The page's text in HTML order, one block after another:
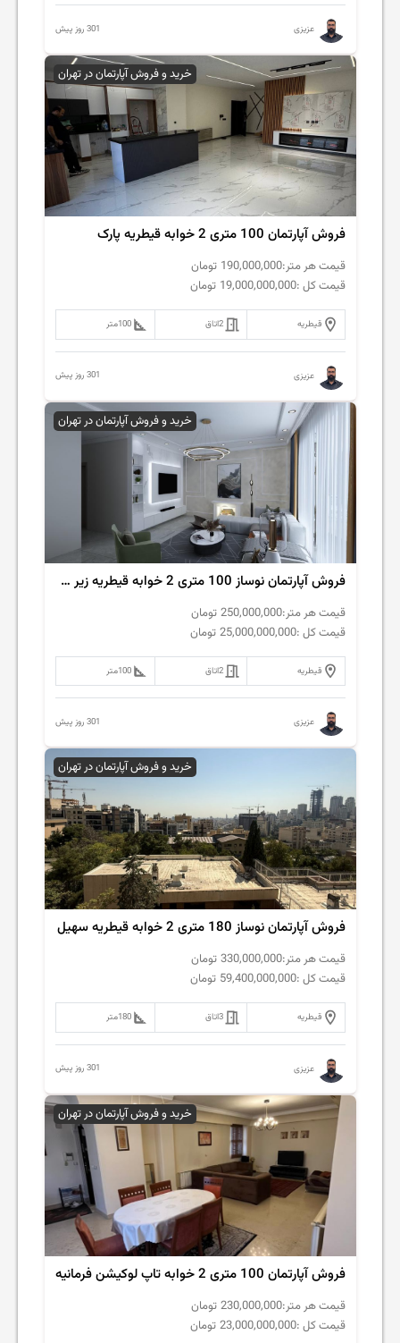
عزیزی 301 روز پیش
خرید و فروش آپارتمان در تهران
فروش آپارتمان 100 متری 2 خوابه قیطریه پارک
قیمت هر متر:190,000,000 تومان
قیمت کل :19,000,000,000 تومان
قیطریه 2اتاق 100متر
عزیزی 301 روز پیش
خرید و فروش آپارتمان در تهران
فروش آپارتمان نوساز 100 متری 2 خوابه قیطریه زیر قیمت
قیمت هر متر:250,000,000 تومان
قیمت کل :25,000,000,000 تومان
قیطریه 2اتاق 100متر
عزیزی 301 روز پیش
خرید و فروش آپارتمان در تهران
فروش آپارتمان نوساز 180 متری 2 خوابه قیطریه سهیل
قیمت هر متر:330,000,000 تومان
قیمت کل :59,400,000,000 تومان
قیطریه 3اتاق 180متر
عزیزی 301 روز پیش
خرید و فروش آپارتمان در تهران
فروش آپارتمان 100 متری 2 خوابه تاپ لوکیشن فرمانیه
قیمت هر متر:230,000,000 تومان
قیمت کل :23,000,000,000 تومان